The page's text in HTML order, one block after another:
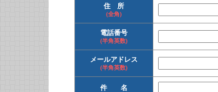
住 所
(全角)
電話番号
(半角英数)
メールアドレス
(半角英数)
件 名